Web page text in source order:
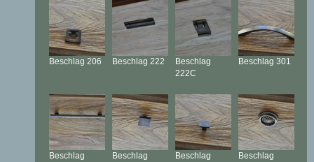
Beschlag 206 Beschlag 222
Beschlag
222C
Beschlag 301
Beschlag
Beschlag
Beschlag
Beschlag